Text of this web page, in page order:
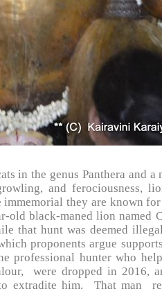
in the genus Panthera and a
and ferociousness,
they are known
old black-maned lion named
that hunt was deemed
proponents argue
professional hunter who
were dropped in 2016,
extradite him. That man